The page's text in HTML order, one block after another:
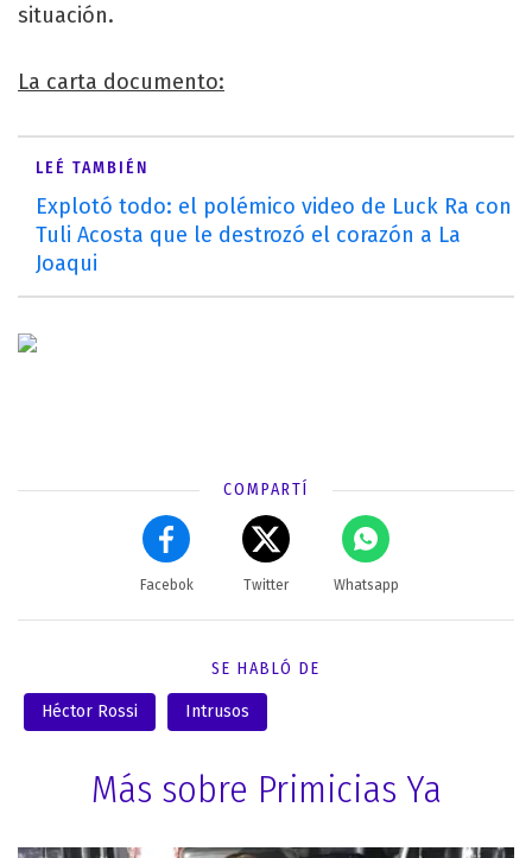
situación.
La carta documento:
LEÉ TAMBIÉN
Explotó todo: el polémico video de Luck Ra con
Tuli Acosta que le destrozó el corazón a La
Joaqui
COMPARTÍ
Facebok Twitter Whatsapp
SE HABLÓ DE
Héctor Rossi Intrusos
Más sobre Primicias Ya